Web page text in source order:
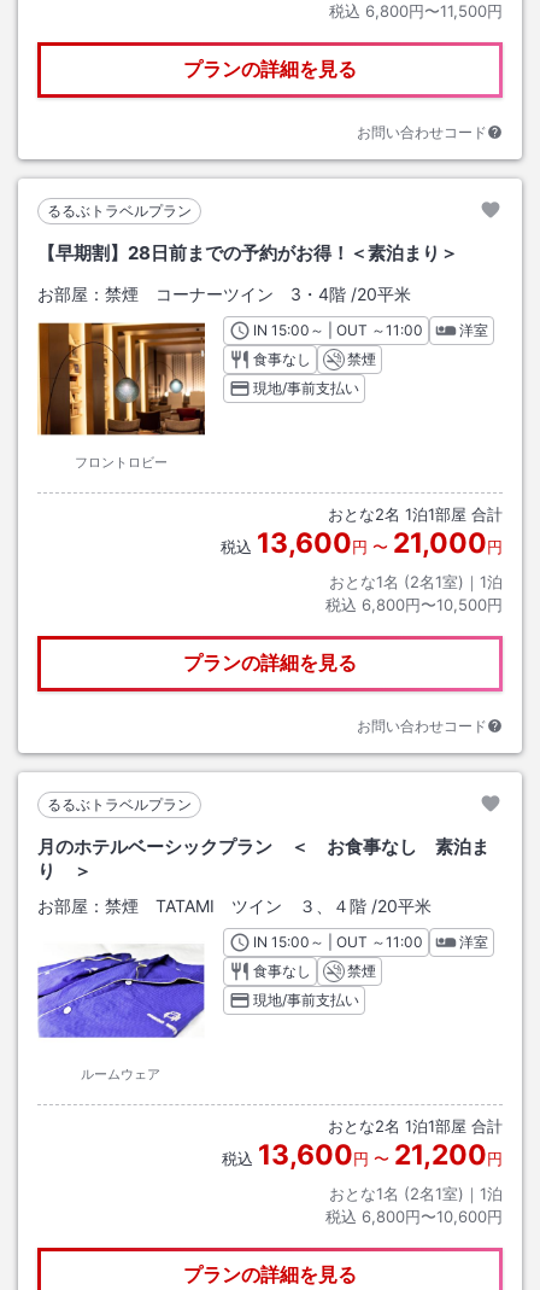
税込 6,800円〜11,500円
プランの詳細を見る
お問い合わせコード
るるぶトラベルプラン
【早期割】28日前までの予約がお得！＜素泊まり＞
お部屋： 禁煙 コーナーツイン 3・4階 /20平米
フロントロビー
INチェックイン
15:00 ～ | OUT チェックアウト
～11:00
洋室
食事なし
禁煙
現地/事前支払い
おとな2名 1泊1部屋 合計
税込 13,600円 〜 21,000円
おとな1名 (2名1室)｜ 1泊
税込 6,800円〜10,500円
プランの詳細を見る
お問い合わせコード
るるぶトラベルプラン
月のホテルベーシックプラン ＜ お食事なし 素泊ま
り ＞
お部屋： 禁煙 TATAMI ツイン ３、４階 /20平米
ルームウェア
INチェックイン
15:00 ～ | OUT チェックアウト
～11:00
洋室
食事なし
禁煙
現地/事前支払い
おとな2名 1泊1部屋 合計
税込 13,600円 〜 21,200円
おとな1名 (2名1室)｜ 1泊
税込 6,800円〜10,600円
プランの詳細を見る